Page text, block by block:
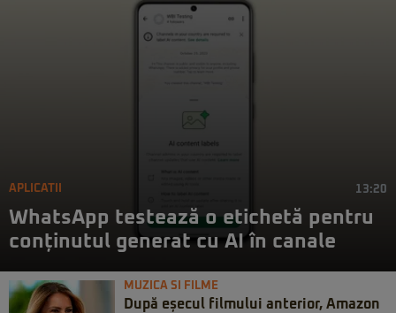
APLICATII 13:20
WhatsApp testează o etichetă pentru
conținutul generat cu AI în canale
MUZICA SI FILME
După eșecul filmului anterior, Amazon